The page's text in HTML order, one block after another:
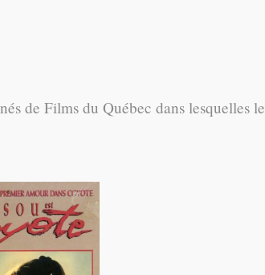
de Films du Québec dans lesquelles le